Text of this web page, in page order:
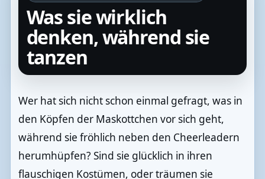
Was sie wirklich
denken, während sie
tanzen
Wer hat sich nicht schon einmal gefragt, was in
den Köpfen der Maskottchen vor sich geht,
während sie fröhlich neben den Cheerleadern
herumhüpfen? Sind sie glücklich in ihren
flauschigen Kostümen, oder träumen sie